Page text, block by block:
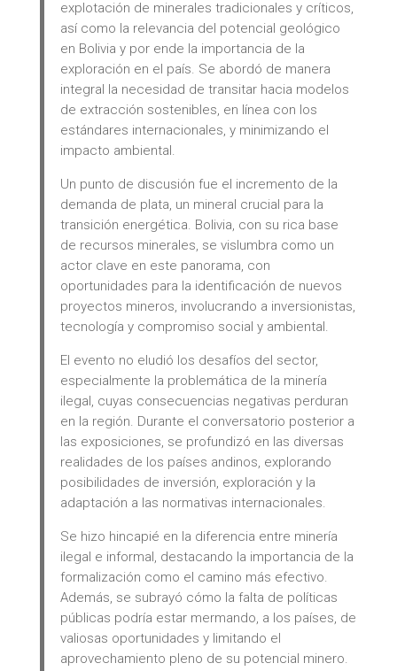
explotación de minerales tradicionales y críticos,
así como la relevancia del potencial geológico
en Bolivia y por ende la importancia de la
exploración en el país. Se abordó de manera
integral la necesidad de transitar hacia modelos
de extracción sostenibles, en línea con los
estándares internacionales, y minimizando el
impacto ambiental.
Un punto de discusión fue el incremento de la
demanda de plata, un mineral crucial para la
transición energética. Bolivia, con su rica base
de recursos minerales, se vislumbra como un
actor clave en este panorama, con
oportunidades para la identificación de nuevos
proyectos mineros, involucrando a inversionistas,
tecnología y compromiso social y ambiental.
El evento no eludió los desafíos del sector,
especialmente la problemática de la minería
ilegal, cuyas consecuencias negativas perduran
en la región. Durante el conversatorio posterior a
las exposiciones, se profundizó en las diversas
realidades de los países andinos, explorando
posibilidades de inversión, exploración y la
adaptación a las normativas internacionales.
Se hizo hincapié en la diferencia entre minería
ilegal e informal, destacando la importancia de la
formalización como el camino más efectivo.
Además, se subrayó cómo la falta de políticas
públicas podría estar mermando, a los países, de
valiosas oportunidades y limitando el
aprovechamiento pleno de su potencial minero.